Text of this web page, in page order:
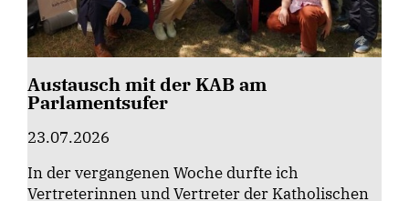
Austausch mit der KAB am
Parlamentsufer
23.07.2026
In der vergangenen Woche durfte ich
Vertreterinnen und Vertreter der Katholischen